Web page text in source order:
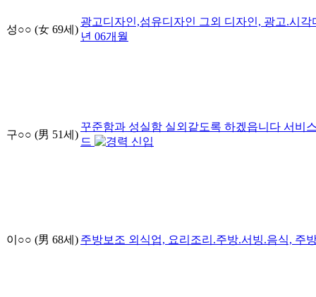
성○○ (女 69세)
광고디자인,섬유디자인 그외 디자인, 광고.시
년 06개월
구○○ (男 51세)
꾸준함과 성실함 실외같도록 하겠읍니다 서비
드
신입
이○○ (男 68세) 주방보조 외식업, 요리조리.주방.서빙.음식, 주